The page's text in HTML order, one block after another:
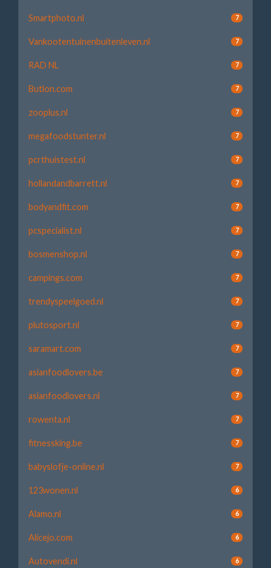
Smartphoto.nl 7
Vankootentuinenbuitenleven.nl 7
RAD NL 7
Butlon.com 7
zooplus.nl 7
megafoodstunter.nl 7
pcrthuistest.nl 7
hollandandbarrett.nl 7
bodyandfit.com 7
pcspecialist.nl 7
bosmenshop.nl 7
campings.com 7
trendyspeelgoed.nl 7
plutosport.nl 7
saramart.com 7
asianfoodlovers.be 7
asianfoodlovers.nl 7
rowenta.nl 7
fitnessking.be 7
babyslofje-online.nl 7
123wonen.nl 6
Alamo.nl 6
Alicejo.com 6
Autovendi.nl 6